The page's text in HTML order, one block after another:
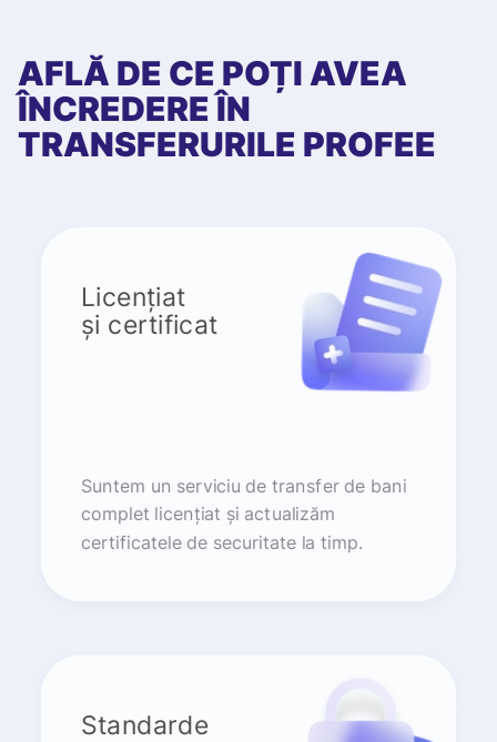
AFLĂ DE CE POȚI AVEA
ÎNCREDERE ÎN
TRANSFERURILE PROFEE
Licențiat
și certificat
Suntem un serviciu de transfer de bani
complet licențiat și actualizăm
certificatele de securitate la timp.
Standarde